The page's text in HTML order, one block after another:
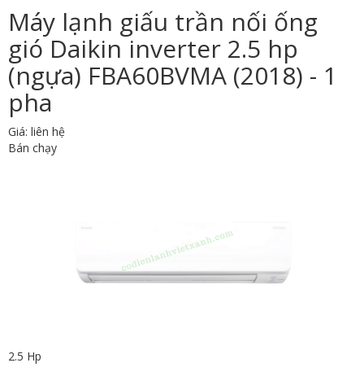
Máy lạnh giấu trần nối ống
gió Daikin inverter 2.5 hp
(ngựa) FBA60BVMA (2018) - 1
pha
Giá: liên hệ
Bán chạy
2.5 Hp